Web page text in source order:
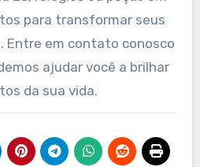
para transformar seus
Entre em contato conosco
ajudar você a brilhar
da sua vida.